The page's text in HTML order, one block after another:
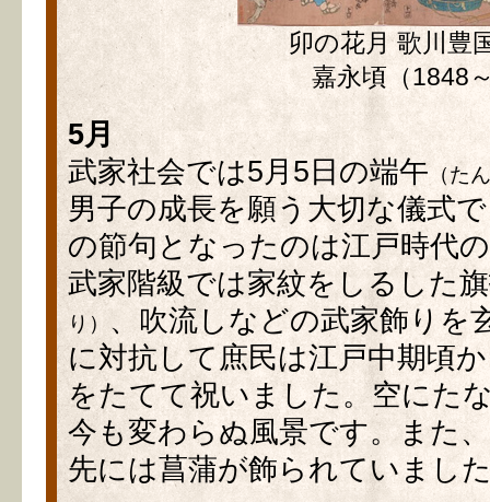
卯の花月 歌川豊
嘉永頃（1848
5月
武家社会では5月5日の端午 （た
男子の成長を願う大切な儀式
の節句となったのは江戸時代
武家階級では家紋をしるした
り）
、吹流しなどの武家飾りを
に対抗して庶民は江戸中期頃
をたてて祝いました。空にた
今も変わらぬ風景です。また
先には菖蒲が飾られていまし